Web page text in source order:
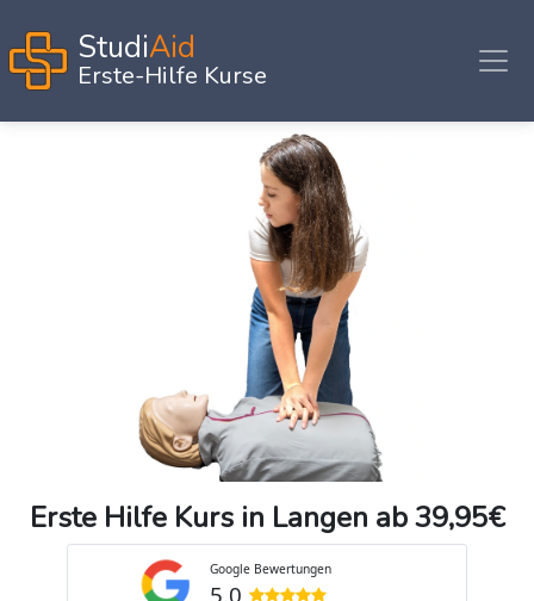
StudiAid
Erste-Hilfe Kurse
Erste Hilfe Kurs in Langen ab 39,95€